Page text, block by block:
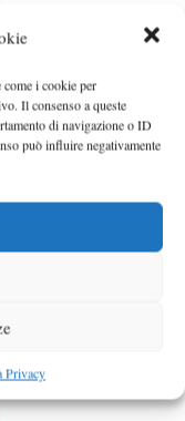
i cookie per
Il consenso a queste
di navigazione o ID
può influire negativamente
Privacy